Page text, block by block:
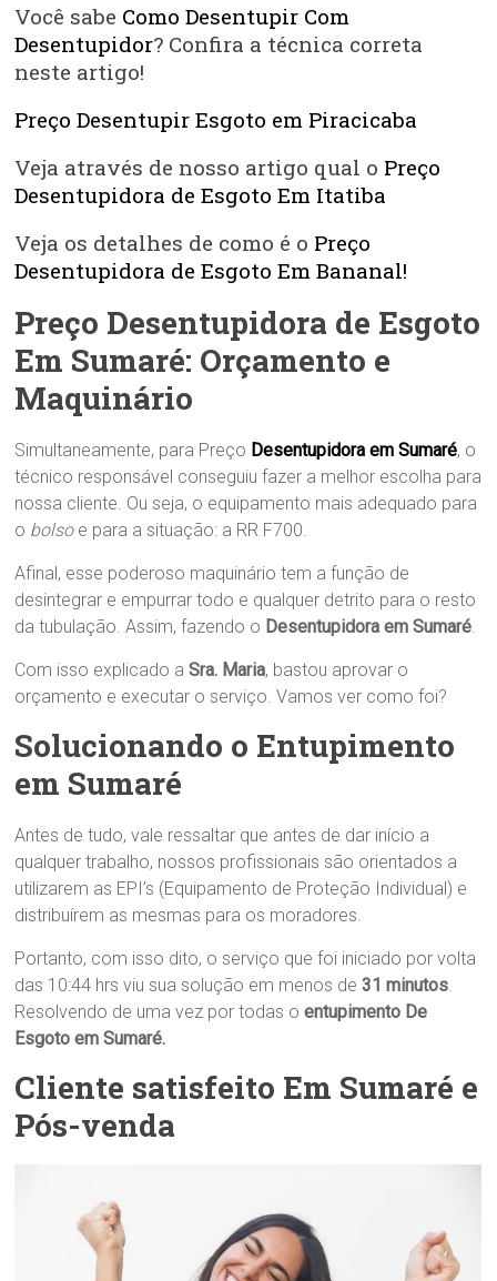
Você sabe Como Desentupir Com
Desentupidor? Confira a técnica correta
neste artigo!
Preço Desentupir Esgoto em Piracicaba
Veja através de nosso artigo qual o Preço
Desentupidora de Esgoto Em Itatiba
Veja os detalhes de como é o Preço
Desentupidora de Esgoto Em Bananal!
Preço Desentupidora de Esgoto
Em Sumaré: Orçamento e
Maquinário
Simultaneamente, para Preço Desentupidora em Sumaré, o
técnico responsável conseguiu fazer a melhor escolha para
nossa cliente. Ou seja, o equipamento mais adequado para
o bolsoe para a situação: a RR F700.
Afinal, esse poderoso maquinário tem a função de
desintegrar e empurrar todo e qualquer detrito para o resto
da tubulação. Assim, fazendo o Desentupidora em Sumaré
Com isso explicado aSra. Maria, bastou aprovar o
orçamento e executar o serviço. Vamos ver como foi?
Solucionando o Entupimento
em Sumaré
Antes de tudo, vale ressaltar que antes de dar início a
qualquer trabalho, nossos profissionais são orientados a
utilizarem as EPI’s (Equipamento de Proteção Individual) e
distribuírem as mesmas para os moradores.
Portanto, com isso dito, o serviço que foi iniciado por volta
das 10:44 hrs viu sua solução em menos de31 minutos
Resolvendo de uma vez por todas oentupimento De
Esgoto em Sumaré.
Cliente satisfeito Em Sumaré e
Pós-venda